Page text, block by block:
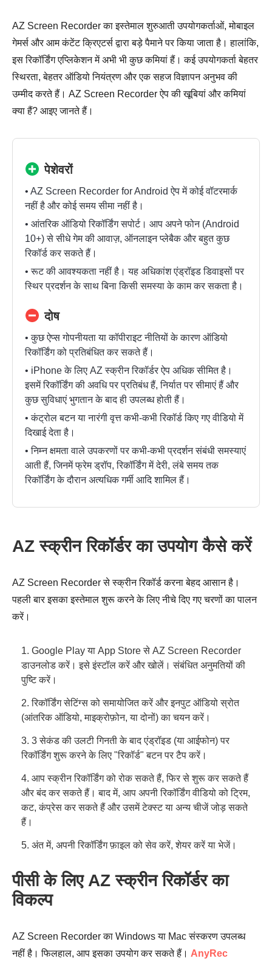
AZ Screen Recorder का इस्तेमाल शुरुआती उपयोगकर्ताओं, मोबाइल
गेमर्स और आम कंटेंट क्रिएटर्स द्वारा बड़े पैमाने पर किया जाता है। हालांकि,
इस रिकॉर्डिंग एप्लिकेशन में अभी भी कुछ कमियां हैं। कई उपयोगकर्ता बेहतर
स्थिरता, बेहतर ऑडियो नियंत्रण और एक सहज विज्ञापन अनुभव की
उम्मीद करते हैं। AZ Screen Recorder ऐप की खूबियां और कमियां
क्या हैं? आइए जानते हैं।
पेशेवरों
• AZ Screen Recorder for Android ऐप में कोई वॉटरमार्क
नहीं है और कोई समय सीमा नहीं है।
• आंतरिक ऑडियो रिकॉर्डिंग सपोर्ट। आप अपने फोन (Android
10+) से सीधे गेम की आवाज़, ऑनलाइन प्लेबैक और बहुत कुछ
रिकॉर्ड कर सकते हैं।
• रूट की आवश्यकता नहीं है। यह अधिकांश एंड्रॉइड डिवाइसों पर
स्थिर प्रदर्शन के साथ बिना किसी समस्या के काम कर सकता है।
दोष
• कुछ ऐप्स गोपनीयता या कॉपीराइट नीतियों के कारण ऑडियो
रिकॉर्डिंग को प्रतिबंधित कर सकते हैं।
• iPhone के लिए AZ स्क्रीन रिकॉर्डर ऐप अधिक सीमित है।
इसमें रिकॉर्डिंग की अवधि पर प्रतिबंध हैं, निर्यात पर सीमाएं हैं और
कुछ सुविधाएं भुगतान के बाद ही उपलब्ध होती हैं।
• कंट्रोल बटन या नारंगी वृत्त कभी-कभी रिकॉर्ड किए गए वीडियो में
दिखाई देता है।
• निम्न क्षमता वाले उपकरणों पर कभी-कभी प्रदर्शन संबंधी समस्याएं
आती हैं, जिनमें फ्रेम ड्रॉप, रिकॉर्डिंग में देरी, लंबे समय तक
रिकॉर्डिंग के दौरान अत्यधिक गर्मी आदि शामिल हैं।
AZ स्क्रीन रिकॉर्डर का उपयोग कैसे करें
AZ Screen Recorder से स्क्रीन रिकॉर्ड करना बेहद आसान है।
पहली बार इसका इस्तेमाल शुरू करने के लिए नीचे दिए गए चरणों का पालन
करें।
1. Google Play या App Store से AZ Screen Recorder
डाउनलोड करें। इसे इंस्टॉल करें और खोलें। संबंधित अनुमतियों की
पुष्टि करें।
2. रिकॉर्डिंग सेटिंग्स को समायोजित करें और इनपुट ऑडियो स्रोत
(आंतरिक ऑडियो, माइक्रोफ़ोन, या दोनों) का चयन करें।
3. 3 सेकंड की उलटी गिनती के बाद एंड्रॉइड (या आईफोन) पर
रिकॉर्डिंग शुरू करने के लिए "रिकॉर्ड" बटन पर टैप करें।
4. आप स्क्रीन रिकॉर्डिंग को रोक सकते हैं, फिर से शुरू कर सकते हैं
और बंद कर सकते हैं। बाद में, आप अपनी रिकॉर्डिंग वीडियो को ट्रिम,
कट, कंप्रेस कर सकते हैं और उसमें टेक्स्ट या अन्य चीजें जोड़ सकते
हैं।
5. अंत में, अपनी रिकॉर्डिंग फ़ाइल को सेव करें, शेयर करें या भेजें।
पीसी के लिए AZ स्क्रीन रिकॉर्डर का
विकल्प
AZ Screen Recorder का Windows या Mac संस्करण उपलब्ध
नहीं है। फिलहाल, आप इसका उपयोग कर सकते हैं। AnyRec